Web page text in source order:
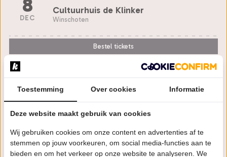
8
DEC
Cultuurhuis de Klinker
Winschoten
Bestel tickets
WO
9
DEC
20:15 uur
Theater De Hofnar
Valkenswaard
Bestel tickets
Toestemming Over cookies Informatie
Deze website maakt gebruik van cookies
Wij gebruiken cookies om onze content en advertenties af te
stemmen op jouw voorkeuren, om social media-functies aan te
bieden en om het verkeer op onze website te analyseren. We